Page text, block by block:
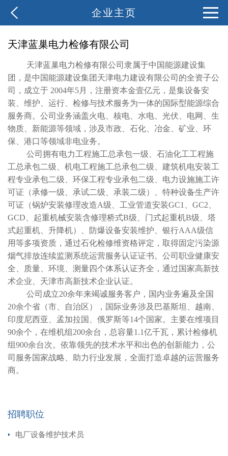
企业主页
天津蓝巢电力检修有限公司
天津蓝巢电力检修有限公司隶属于中国能源建设集
团，是中国能源建设集团天津电力建设有限公司的全资子公
司，成立于 2004年5月，注册资本金壹亿元，是集设备安
装、维护、运行、检修与技术服务为一体的国际型能源综合
服务商。公司业务涵盖火电、核电、水电、光伏、电网、生
物质、新能源等领域，涉及市政、石化、冶金、矿业、环
保、港口等领域非电业务。
公司拥有电力工程施工总承包一级、石油化工工程施
工总承包二级、机电工程施工总承包二级、建筑机电安装工
程专业承包二级、环保工程专业承包二级、电力设施施工许
可证（承修一级、承试二级、承装二级）、特种设备生产许
可证（锅炉安装修理改造A级、工业管道安装GC1、GC2、
GCD、起重机械安装含修理桥式B级、门式起重机B级、塔
式起重机、升降机）、防爆设备安装维护、银行AAA级信
用等多项资质，通过石化检修维资格评定，取得固定污染源
烟气排放连续监测系统运营服务认证证书。公司职业健康安
全、质量、环境、测量四个体系认证齐全，通过国家高新技
术企业、天津市高新技术企业认证。
公司成立20余年来竭诚服务客户，国内业务遍及全国
20余个省（市、自治区），国际业务涉及巴基斯坦、越南、
印度尼西亚、孟加拉国、俄罗斯等14个国家。主要在维项目
90余个，在维机组200余台，总容量1.1亿千瓦，累计检修机
组900余台次。依靠领先的技术水平和出色的创新能力，公
司服务国家战略、助力行业发展，全面打造卓越的运营服务
商。
招聘职位
电厂设备维护技术员